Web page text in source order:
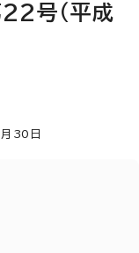
号（平成
30 日